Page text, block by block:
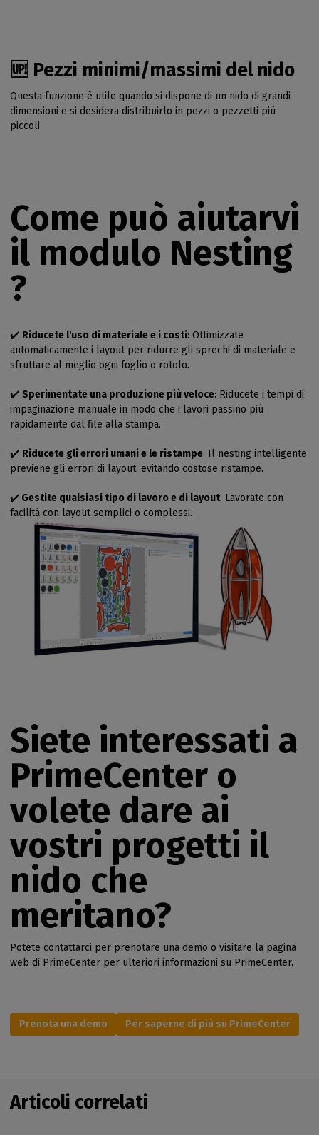
🆙 Pezzi minimi/massimi del nido
Questa funzione è utile quando si dispone di un nido di grandi
dimensioni e si desidera distribuirlo in pezzi o pezzetti più
piccoli.
Come può aiutarvi
il modulo Nesting
?
✔️ Riducete l'uso di materiale e i costi: Ottimizzate
automaticamente i layout per ridurre gli sprechi di materiale e
sfruttare al meglio ogni foglio o rotolo.
✔️ Sperimentate una produzione più veloce: Riducete i tempi di
impaginazione manuale in modo che i lavori passino più
rapidamente dal file alla stampa.
✔️ Riducete gli errori umani e le ristampe: Il nesting intelligente
previene gli errori di layout, evitando costose ristampe.
✔️ Gestite qualsiasi tipo di lavoro e di layout: Lavorate con
facilità con layout semplici o complessi.
Siete interessati a
PrimeCenter o
volete dare ai
vostri progetti il
nido che
meritano?
Potete contattarci per prenotare una demo o visitare la pagina
web di PrimeCenter per ulteriori informazioni su PrimeCenter.
Prenota una demo Per saperne di più su PrimeCenter
Articoli correlati